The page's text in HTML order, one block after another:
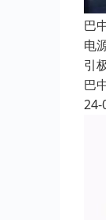
巴
电
引
巴
24-